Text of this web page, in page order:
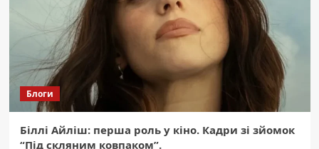
Блоги
Біллі Айліш: перша роль у кіно. Кадри зі зйомок
“Під скляним ковпаком”.